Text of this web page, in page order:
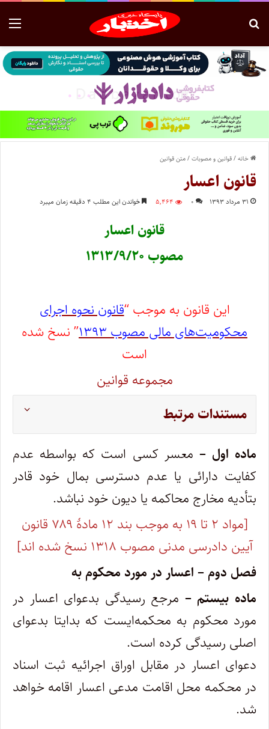
خانه/قوانین و مصوبات/متن قوانین
قانون اعسار
۳۱ مرداد ۱۳۹۳ ۰ ۵,۴۶۴ خواندن این مطلب ۴ دقیقه زمان میبرد
قانون اعسار
مصوب ۱۳۱۳/۹/۲۰
این قانون به موجب “قانون نحوه اجرای
محکومیت‌های مالی مصوب ۱۳۹۳
” نسخ شده
است
مجموعه قوانین
مستندات مرتبط
ماده اول – معسر کسی است که بواسطه عدم
کفایت دارائی یا عدم دسترسی بمال خود قادر
بتأدیه مخارج محاکمه یا دیون خود نباشد.
[مواد ۲ تا ۱۹ به موجب بند ۱۲ مادۀ ۷۸۹ قانون
آیین دادرسی مدنی مصوب ۱۳۱۸ نسخ شده اند]
فصل دوم – اعسار در مورد محکوم ‌به
ماده بیستم – مرجع رسیدگی بدعوای اعسار در
مورد محکوم ‌به محکمه‌ایست که بدایتا بدعوای
اصلی رسیدگی کرده است.
‌دعوای اعسار در مقابل اوراق اجرائیه ثبت اسناد
در محکمه محل اقامت مدعی اعسار اقامه خواهد
شد.